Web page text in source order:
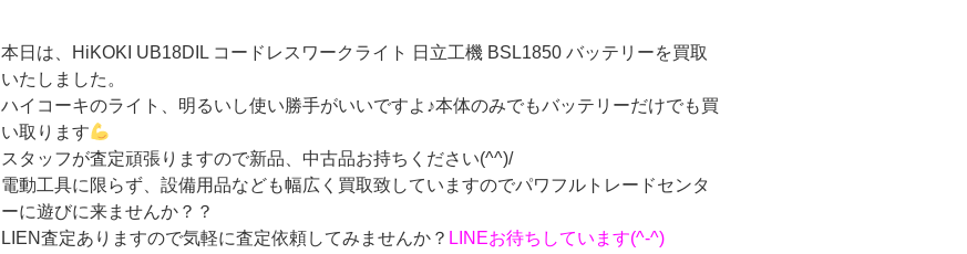
本日は、HiKOKI UB18DIL コードレスワークライト 日立工機 BSL1850 バッテリーを買取
いたしました。
ハイコーキのライト、明るいし使い勝手がいいですよ♪本体のみでもバッテリーだけでも買
い取ります
スタッフが査定頑張りますので新品、中古品お持ちください(^^)/
電動工具に限らず、設備用品なども幅広く買取致していますのでパワフルトレードセンタ
ーに遊びに来ませんか？？
LIEN査定ありますので気軽に査定依頼してみませんか？ LINEお待ちしています(^-^)